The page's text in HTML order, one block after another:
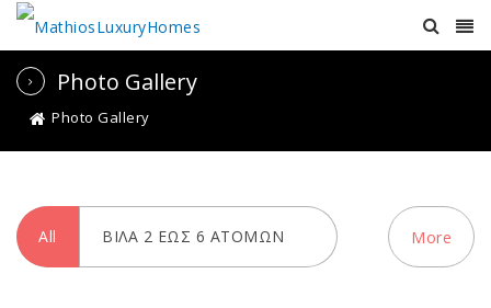
Photo Gallery
Photo Gallery
All ΒΙΛΑ 2 ΕΩΣ 6 ΑΤΟΜΩΝ More